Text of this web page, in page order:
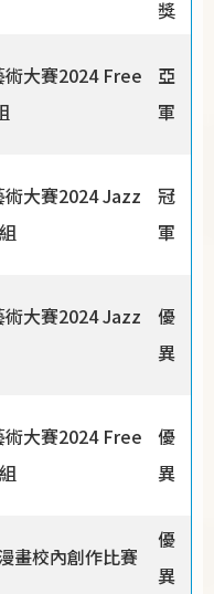
獎
術大賽2024 Free
亞
軍
大賽2024 Jazz
冠
軍
大賽2024 Jazz
優
異
術大賽2024 Free
優
異
畫校內創作比賽
優
異